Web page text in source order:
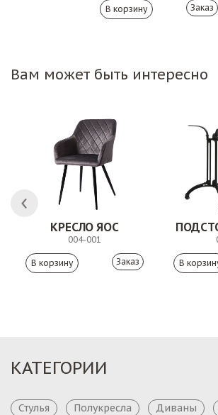
Заказ
Вам может быть интересно
КРЕСЛО ЯОС
004-001
Заказ
КАТЕГОРИИ
Стулья Полукресла Диваны